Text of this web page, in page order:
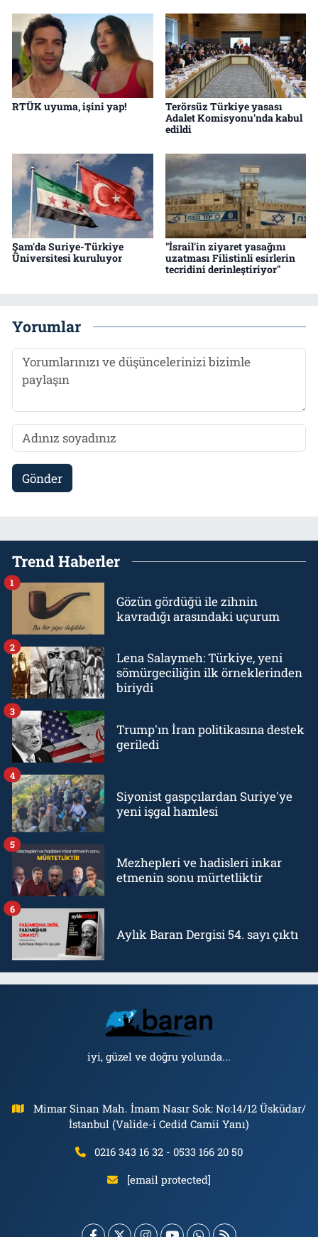
RTÜK uyuma, işini yap!
Terörsüz Türkiye yasası
Adalet Komisyonu'nda kabul
edildi
Şam'da Suriye-Türkiye
Üniversitesi kuruluyor
"İsrail'in ziyaret yasağını
uzatması Filistinli esirlerin
tecridini derinleştiriyor"
Yorumlar
Gönder
Trend Haberler
Gözün gördüğü ile zihnin
kavradığı arasındaki uçurum
1
Lena Salaymeh: Türkiye, yeni
sömürgeciliğin ilk örneklerinden
biriydi
2
Trump'ın İran politikasına destek
geriledi
3
Siyonist gaspçılardan Suriye'ye
yeni işgal hamlesi
4
Mezhepleri ve hadisleri inkar
etmenin sonu mürtetliktir
5
Aylık Baran Dergisi 54. sayı çıktı
6
iyi, güzel ve doğru yolunda...
Mimar Sinan Mah. İmam Nasır Sok: No:14/12 Üsküdar/
İstanbul (Valide-i Cedid Camii Yanı)
0216 343 16 32 - 0533 166 20 50
[email protected]